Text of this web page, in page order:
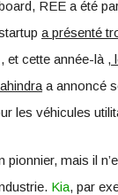
REE a été
a présenté
, et cette année-là ,
a annoncé
les véhicules
mais il
Kia, par